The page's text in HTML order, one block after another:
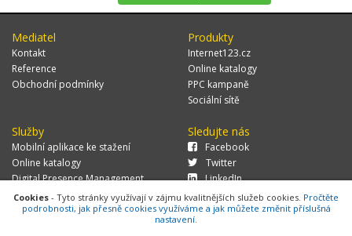
Mediatel
Kontakt
Reference
Obchodní podmínky
Produkty
Internet123.cz
Online katalogy
PPC kampaně
Sociální sítě
Služby
Mobilní aplikace ke stažení
Online katalogy
Digital Presence Management
Více zákazníků
Sledujte nás
Facebook
Twitter
LinkedIn
Cookies - Tyto stránky využívají v zájmu kvalitnějších služeb cookies. Pročtěte
podrobnosti, jak přesně cookies využíváme a jak můžete změnit příslušná
nastavení.